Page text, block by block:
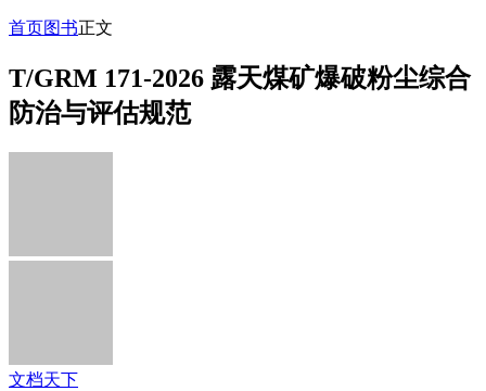
首页图书正文
T/GRM 171-2026 露天煤矿爆破粉尘综合
防治与评估规范
文档天下